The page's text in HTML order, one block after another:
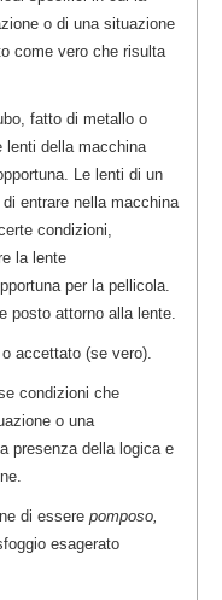
o di una situazione
come vero che risulta
fatto di metallo o
lenti della macchina
Le lenti di un
entrare nella macchina
condizioni,
la lente
per la pellicola.
posto attorno alla lente.
accettato (se vero).
condizioni che
o una
presenza della logica e
di essere pomposo,
esagerato